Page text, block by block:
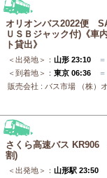
オリオンバス2022便
ＵＳＢジャック付)《車
ト貸出》
＜出発地＞： 山形 23:10
＜到着地＞： 東京 06:36 ＝
販売会社 : バス市場 （株）
さくら高速バス
割)
＜出発地＞： 山形駅 23:50